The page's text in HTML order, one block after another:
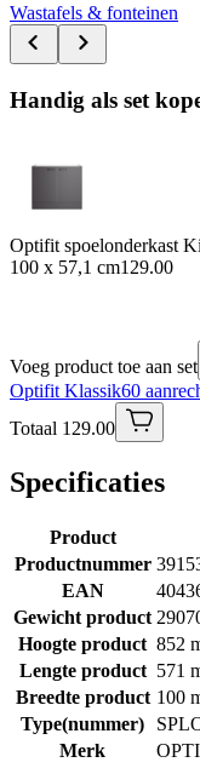
Wastafels & fonteinen
Handig als set
Optifit spoelonderkast
100 x 57,1 cm129.00
Voeg product toe aan set
Optifit Klassik60
Totaal 129.00
Specificaties
Product
Productnummer
EAN
Gewicht product
Hoogte product 852
Lengte product 571
Breedte product 100
Type(nummer)
Merk